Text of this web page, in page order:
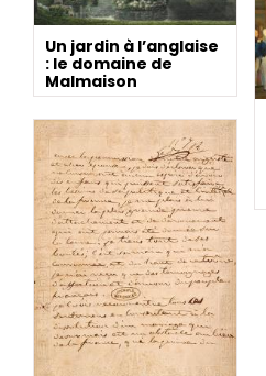
Un jardin à l’anglaise
: le domaine de
Malmaison